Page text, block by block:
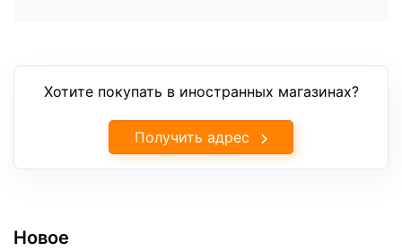
Хотите покупать в иностранных магазинах?
Получить адрес
Новое